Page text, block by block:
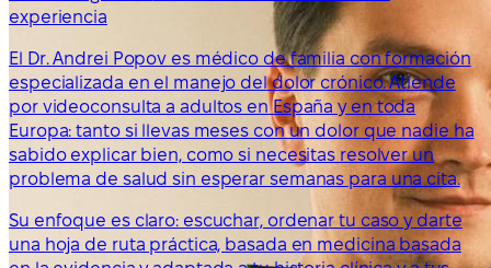
experiencia
El Dr. Andrei Popov es médico de familia con formación
especializada en el manejo del dolor crónico. Atiende
por videoconsulta a adultos en España y en toda
Europa: tanto si llevas meses con un dolor que nadie ha
sabido explicar bien, como si necesitas resolver un
problema de salud sin esperar semanas para una cita.
Su enfoque es claro: escuchar, ordenar tu caso y darte
una hoja de ruta práctica, basada en medicina basada